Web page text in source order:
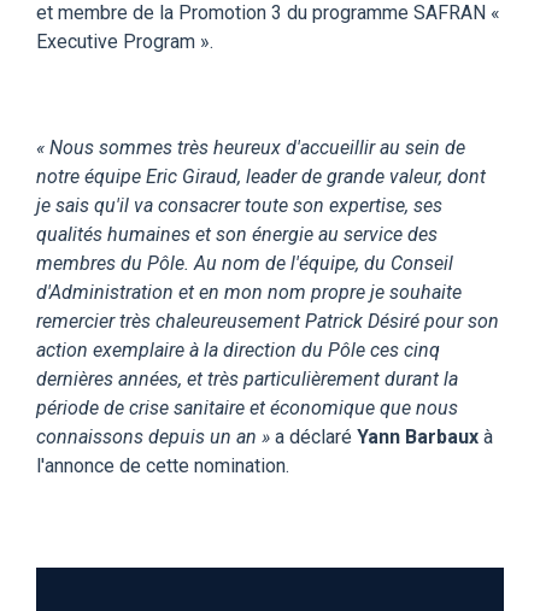
et membre de la Promotion 3 du programme SAFRAN «
Executive Program ».
« Nous sommes très heureux d'accueillir au sein de
notre équipe Eric Giraud, leader de grande valeur, dont
je sais qu'il va consacrer toute son expertise, ses
qualités humaines et son énergie au service des
membres du Pôle. Au nom de l'équipe, du Conseil
d'Administration et en mon nom propre je souhaite
remercier très chaleureusement Patrick Désiré pour son
action exemplaire à la direction du Pôle ces cinq
dernières années, et très particulièrement durant la
période de crise sanitaire et économique que nous
connaissons depuis un an » a déclaré Yann Barbaux à
l'annonce de cette nomination.